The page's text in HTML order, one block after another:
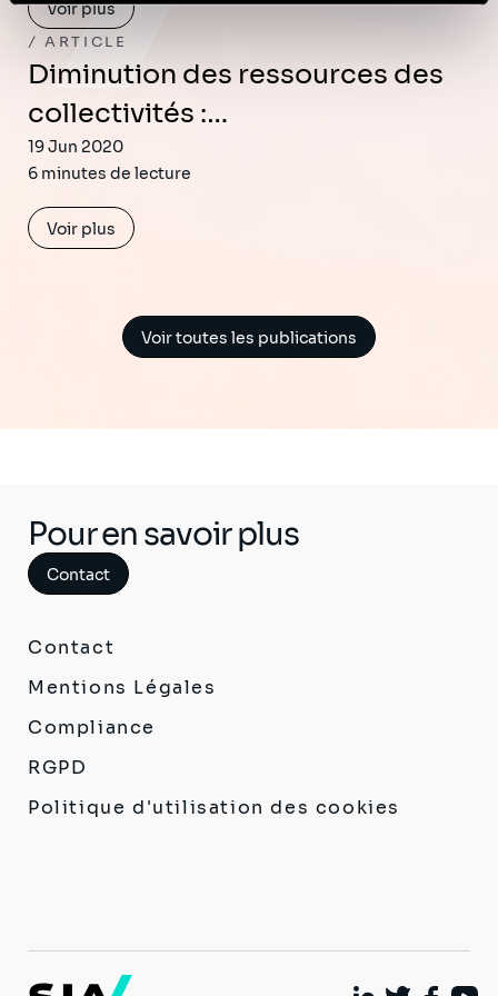
Politique de protection des données à caractère
personnel.
Voir plus
ARTICLE
Diminution des ressources des
collectivités :…
19 Jun 2020
6 minutes de lecture
Voir plus
Voir toutes les publications
Pour en savoir plus
Contact
Contact
Mentions Légales
Compliance
RGPD
Politique d'utilisation des cookies